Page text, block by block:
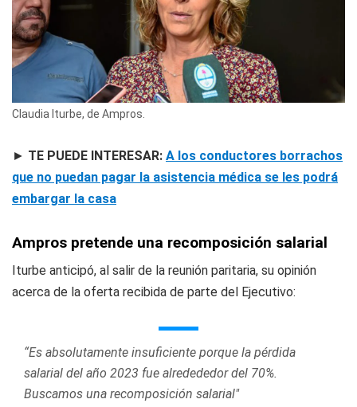
Claudia Iturbe, de Ampros.
► TE PUEDE INTERESAR: A los conductores borrachos
que no puedan pagar la asistencia médica se les podrá
embargar la casa
Ampros pretende una recomposición salarial
Iturbe anticipó, al salir de la reunión paritaria, su opinión
acerca de la oferta recibida de parte del Ejecutivo:
“Es absolutamente insuficiente porque la pérdida
salarial del año 2023 fue alredededor del 70%.
Buscamos una recomposición salarial"